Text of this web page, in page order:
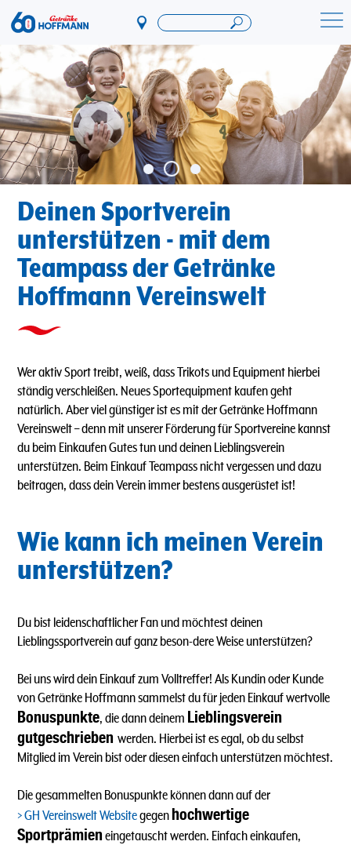
Direkt
zum
Inhalt
Startseite Getränke Hoffmann
Deinen Sportverein
unterstützen - mit dem
Teampass der Getränke
Hoffmann Vereinswelt
Wer aktiv Sport treibt, weiß, dass Trikots und Equipment hierbei
ständig verschleißen. Neues Sportequipment kaufen geht
natürlich. Aber viel günstiger ist es mit der Getränke Hoffmann
Vereinswelt – denn mit unserer Förderung für Sportvereine kannst
du beim Einkaufen Gutes tun und deinen Lieblingsverein
unterstützen. Beim Einkauf Teampass nicht vergessen und dazu
beitragen, dass dein Verein immer bestens ausgerüstet ist!
Wie kann ich meinen Verein
unterstützen?
Du bist leidenschaftlicher Fan und möchtest deinen
Lieblingssportverein auf ganz beson-dere Weise unterstützen?
Bei uns wird dein Einkauf zum Volltreffer! Als Kundin oder Kunde
von Getränke Hoffmann sammelst du für jeden Einkauf wertvolle
Bonuspunkte, die dann deinem Lieblingsverein
gutgeschrieben werden. Hierbei ist es egal, ob du selbst
Mitglied im Verein bist oder diesen einfach unterstützen möchtest.
Die gesammelten Bonuspunkte können dann auf der
GH Vereinswelt Websitegegen hochwertige
Sportprämien eingetauscht werden. Einfach einkaufen,